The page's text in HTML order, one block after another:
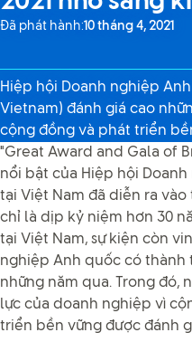
Đã phát hành:10 tháng 4, 2021
Hiệp hội Doanh nghiệp
Vietnam) đánh giá cao
cộng đồng và phát triển
"Great Award and Gala of
nổi bật của Hiệp hội
tại Việt Nam đã diễn ra vào
chỉ là dịp kỷ niệm hơn 30
tại Việt Nam, sự kiện còn
nghiệp Anh quốc có thành
những năm qua. Trong đó,
lực của doanh nghiệp vì
triển bền vững được đánh